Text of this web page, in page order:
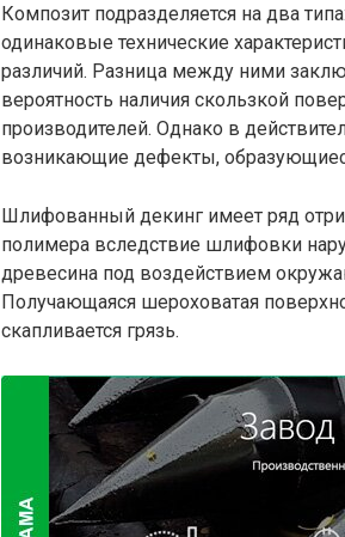
Композит подразделяется на два
одинаковые технические
различий. Разница между ними
вероятность наличия скользкой
производителей. Однако в
возникающие дефекты,
Шлифованный декинг имеет ряд
полимера вследствие шлифовки
древесина под воздействием
Получающаяся шероховатая
скапливается грязь.